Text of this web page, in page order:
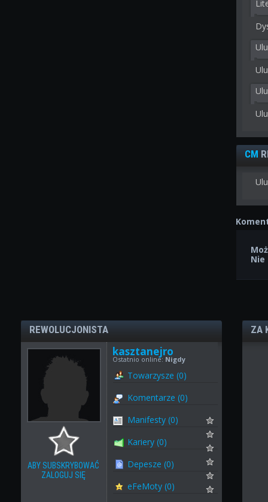
CM
REWOLUCJONISTA
ABY SUBSKRYBOWAĆ
ZALOGUJ SIĘ
kasztanejro
Ostatnio online: Nigdy
Towarzysze (0)
Komentarze (0)
Manifesty (0)
Kariery (0)
Depesze (0)
eFeMoty (0)
ZA